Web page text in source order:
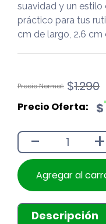
suavidad y un
práctico para tus
cm de largo, 2.6 cm
$1.290
El
original
$1.290.
$
El
actual
$1.190.
- +
Agregar al
Descripción